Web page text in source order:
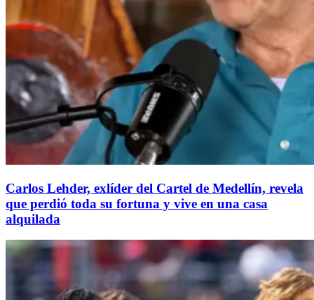
Carlos Lehder, exlíder del Cartel de Medellín, revela
que perdió toda su fortuna y vive en una casa
alquilada